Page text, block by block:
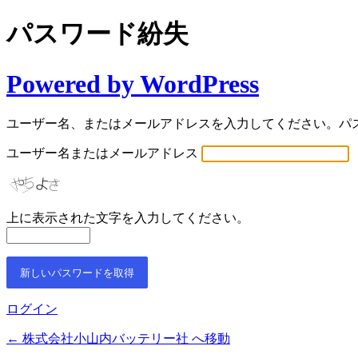
パスワード紛失
Powered by WordPress
ユーザー名、またはメールアドレスを入力してください。
ユーザー名またはメールアドレス
上に表示された文字を入力してください。
ログイン
← 株式会社小山内バッテリー社 へ移動